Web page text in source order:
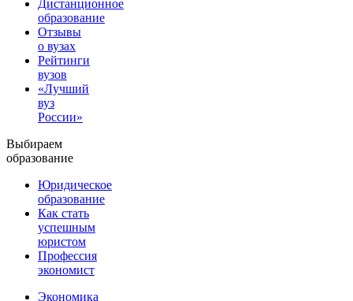
Дистанционное
образование
Отзывы
о вузах
Рейтинги
вузов
«Лучший
вуз
России»
Выбираем
образование
Юридическое
образование
Как стать
успешным
юристом
Профессия
экономист
Экономика